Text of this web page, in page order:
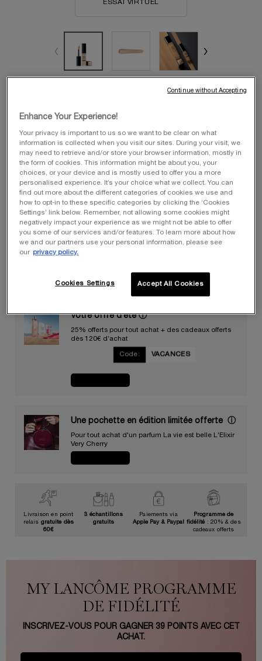
ESSAI VIRTUEL
Sélectionnez un/une couleur pour TEINT IDOLE ULTRA WEAR ALL OVER
Sélectionné
Cette version du produit nest plus disponible en stock, {0}, {1} of {2}
Sélectionné
01 Beige Albâtre, 2 of 20
Sélectionné
010 Beige Porcelaine, 3 of 20
Sélectionné
02 Lys Rosé, 4 of 20
Sélectionné
023 BEIGE AURORE, 5 of 20
Sélectionné
025 Beige Lin, 6 of 20
Sélectionné
03 Beige
Sélectionné
035 Beige Doré, 8 of 20
Sélectionné
038 BEIGE CUIVRÉ, 9 of 20
Sélectionné
047 Beige Taupe, 10 of 20
Sélectionné
048 BEIGE CHÂTAIGNE, 11 of 20
Sélectionné
050 BEIGE AMBRÉ, 12 of 20
Sélectionné
Cette version du
Sélectionné
07 SABLE, 14
Sélectionné
09 COOKIE, 15 of 20
Sélectionné
11 Muscade, 16 of 20
Sélectionné
13.1 Cacao, 17 of 20
Sélectionné
15 MOKA, 18 of 20
Sélectionné
10.3 Pecan, 19 of 20
Sélectionné
04 Beige Nature, 20 of
Quantité
Votre offre d’étéⓘ
25% offerts pour tout achat + des cadeaux offerts
dès 120€ d’achat
Code: VACANCES
Une pochette en édition limitée offerte​ ​ ⓘ
Pour tout achat d'un parfum La vie est belle L'Elixir
Very Cherry​
Livraison en point
relais gratuite dès
60€
3 échantillons
gratuits
Paiements via
Apple Pay & Paypal
Programme de
fidélité : 20% & des
cadeaux offerts
MY LANCÔME PROGRAMME
DE FIDÉLITÉ
INSCRIVEZ-VOUS POUR GAGNER 39POINTS AVEC CET
ACHAT.
Enhance Your Experience!
Your privacy is important to us so we want to be clear on what
information is collected when you visit our sites. During your visit, we
may need to retrieve and/or store your browser information, mostly in
the form of cookies. This information might be about you, your
choices, or your device and is mostly used to offer you a more
personalised experience. It’s your choice what we collect. You can
find out more about the different categories of cookies we use and
how to opt-in to these specific categories by clicking the ‘Cookies
Settings’ link below. Remember, not allowing some cookies might
negatively impact your experience as we might not be able to offer
you some of our services and/or features. To learn more about how
we and our partners use your personal information, please see
our privacy policy.
Cookies Settings Accept All Cookies
Continue without Accepting